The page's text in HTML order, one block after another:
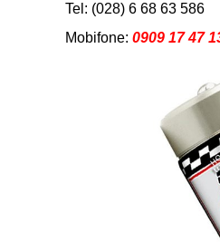
Tel: (028) 6 68 63 586
Mobifone: 0909 17 47